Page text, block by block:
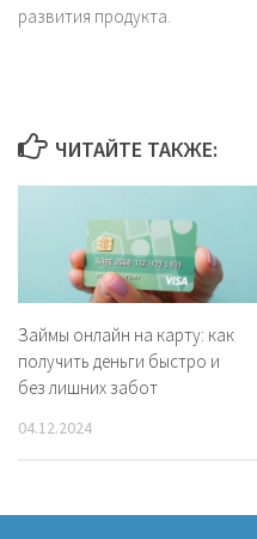
развития продукта.
ЧИТАЙТЕ ТАКЖЕ:
Займы онлайн на карту: как
получить деньги быстро и
без лишних забот
04.12.2024